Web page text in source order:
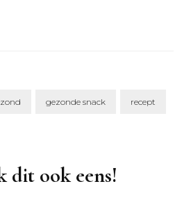
gezonde snack recept
dit ook eens!